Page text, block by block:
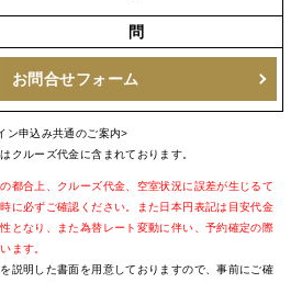
問
お問合せフォーム
ン申込み共通のご案内>
クルーズ代金に含まれております。
都合上、クルーズ代金、空室状況に誤差が生じるて
に必ずご確認ください。また日本円表記は目安代金
となり、また為替レート変動に伴い、予約確定の際
ます。
説明した書面を用意しておりますので、事前にご確